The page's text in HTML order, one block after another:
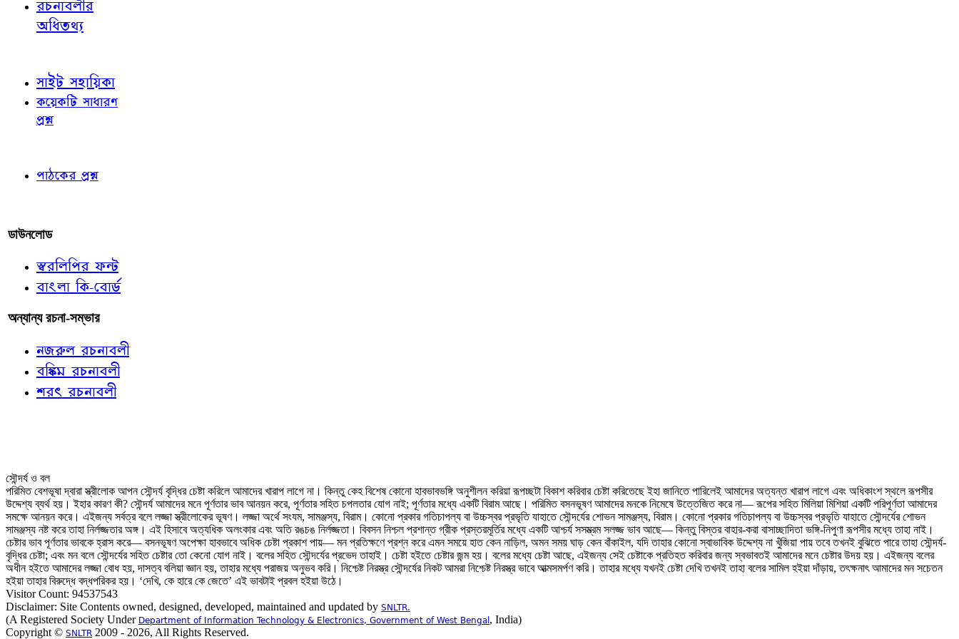
রচনাবলীর
অধিতথ্য
সাইট সহায়িকা
কয়েকটি সাধারণ
প্রশ্ন
পাঠকের প্রশ্ন
ডাউনলোড
স্বরলিপির ফন্ট
বাংলা কি-বোর্ড
অন্যান্য রচনা-সম্ভার
নজরুল রচনাবলী
বঙ্কিম রচনাবলী
শরৎ রচনাবলী
সৌন্দর্য ও বল
পরিমিত বেশভূষা দ্বারা স্ত্রীলোক আপন সৌন্দর্য বৃদ্ধির চেষ্টা করিলে আমাদের খারাপ লাগে না। কিন্তু কেহ বিশেষ কোনো হাবভাবভঙ্গি অনুশীলন করিয়া রূপচ্ছটা বিকাশ করিবার চেষ্টা করিতেছে ইহা জানিতে পারিলেই আমাদের অত্যন্ত খারাপ লাগে এবং অধিকাংশ স্থলে রূপসীর
উদ্দেশ্য ব্যর্থ হয়। ইহার কারণ কী? সৌন্দর্য আমাদের মনে পূর্ণতার ভাব আনয়ন করে, পূর্ণতার সহিত চপলতার যোগ নাই; পূর্ণতার মধ্যে একটি বিরাম আছে। পরিমিত বসনভূষণ আমাদের মনকে নিমেষে উত্তেজিত করে না— রূপের সহিত মিলিয়া মিশিয়া একটি পরিপূর্ণতা আমাদের
সমক্ষে আনয়ন করে। এইজন্য সর্বত্র বলে লজ্জা স্ত্রীলোকের ভূষণ। লজ্জা অর্থে সংযম, সামঞ্জস্য, বিরাম। কোনো প্রকার গতিচাপল্য বা উচ্চস্বর প্রভৃতি যাহাতে সৌন্দর্যের শোভন সামঞ্জস্য, বিরাম। কোনো প্রকার গতিচাপল্য বা উচ্চস্বর প্রভৃতি যাহাতে সৌন্দর্যের শোভন
সামঞ্জস্য নষ্ট করে তাহা নির্লজ্জতার অঙ্গ। এই হিসাবে অত্যধিক অলংকার এবং অতি রঙচঙ নির্লজ্জতা। বিবসন নিশ্চল প্রশান্ত গ্রীক প্রস্তরমূর্তির মধ্যে একটি আশ্চর্য সসম্ভ্রম সলজ্জ ভাব আছে— কিন্তু বিস্তর বাহার-করা বাসাচ্ছাদিতা ভঙ্গি-নিপুণা রূপসীর মধ্যে তাহা নাই।
চেষ্টার ভাব পূর্ণতার ভাবকে হ্রাস করে— বসনভূষণ অপেক্ষা হাবভাবে অধিক চেষ্টা প্রকাশ পায়— মন প্রতিক্ষণে প্রশ্ন করে এমন সময়ে হাত কেন নাড়িল, অমন সময় ঘাড় কেন বাঁকাইল, যদি তাহার কোনো স্বাভাবিক উদ্দেশ্য না খুঁজিয়া পায় তবে তখনই বুঝিতে পারে তাহা সৌন্দর্য-
বৃদ্ধির চেষ্টা; এবং মন বলে সৌন্দর্যের সহিত চেষ্টার তো কেনো যোগ নাই। বলের সহিত সৌন্দর্যের প্রভেদ তাহাই। চেষ্টা হইতে চেষ্টার জন্ম হয়। বলের মধ্যে চেষ্টা আছে, এইজন্য সেই চেষ্টাকে প্রতিহত করিবার জন্য স্বভাবতই আমাদের মনে চেষ্টার উদয় হয়। এইজন্য বলের
অধীন হইতে আমাদের লজ্জা বোধ হয়, দাসত্ব বলিয়া জ্ঞান হয়, তাহার মধ্যে পরাজয় অনুভব করি। নিশ্চেষ্ট নিরস্ত্র সৌন্দর্যের নিকট আমরা নিশ্চেষ্ট নিরস্ত্র ভাবে আত্মসমর্পণ করি। তাহার মধ্যে যখনই চেষ্টা দেখি তখনই তাহা বলের সামিল হইয়া দাঁড়ায়, তৎক্ষনাৎ আমাদের মন সচেতন
হইয়া তাহার বিরুদ্ধে বদ্ধপরিকর হয়। ‘দেখি, কে হারে কে জেতে’ এই ভাবটাই প্রবল হইয়া উঠে।
Visitor Count: 94537543
Disclaimer: Site Contents owned, designed, developed, maintained and updated by SNLTR.
(A Registered Society Under Department of Information Technology & Electronics, Government of West Bengal , India)
Copyright © SNLTR 2009 - 2026, All Rights Reserved.